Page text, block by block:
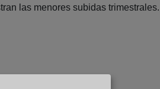
las menores subidas trimestrales.